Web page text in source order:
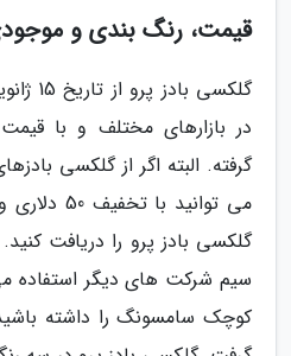
قیمت، رنگ بندی و
گرفته. البته اگر از گلکسی
می توانید
گلکسی بادز پرو را دریافت
سیم شرکت های دیگر استفاده